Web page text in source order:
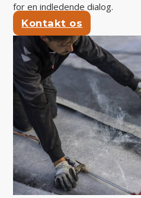
for en indledende dialog.
Kontakt os